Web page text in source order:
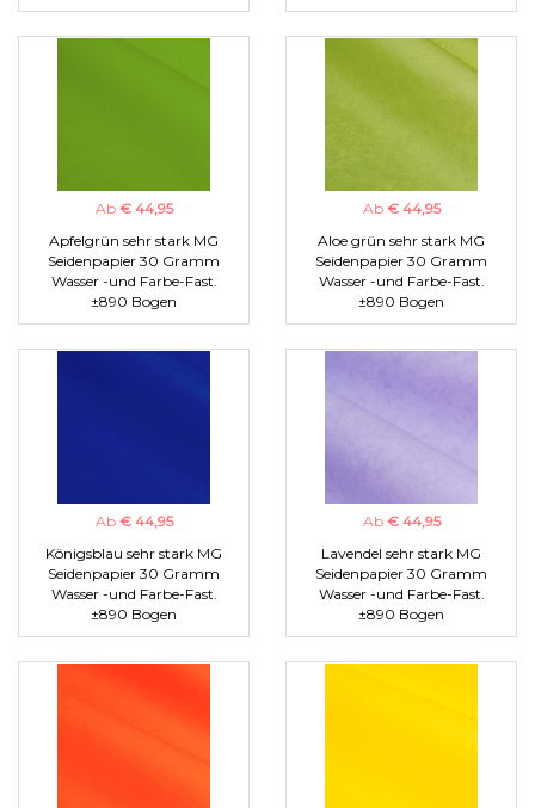
Ab € 44,95
Apfelgrün sehr stark MG
Seidenpapier 30 Gramm
Wasser -und Farbe-Fast.
±890 Bogen
Ab € 44,95
Aloe grün sehr stark MG
Seidenpapier 30 Gramm
Wasser -und Farbe-Fast.
±890 Bogen
Ab € 44,95
Königsblau sehr stark MG
Seidenpapier 30 Gramm
Wasser -und Farbe-Fast.
±890 Bogen
Ab € 44,95
Lavendel sehr stark MG
Seidenpapier 30 Gramm
Wasser -und Farbe-Fast.
±890 Bogen